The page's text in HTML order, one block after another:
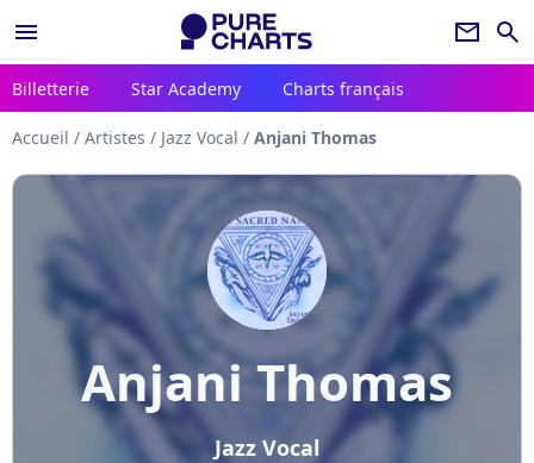
menu newsletter search
Billetterie Star Academy Charts français
Accueil / Artistes / Jazz Vocal / Anjani Thomas
Anjani Thomas
Jazz Vocal